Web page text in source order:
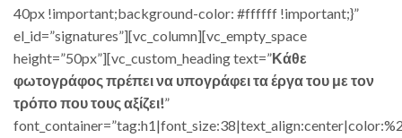
40px !important;background-color: #ffffff !important;}”
el_id=”signatures”][vc_column][vc_empty_space
height=”50px”][vc_custom_heading text=”Κάθε
φωτογράφος πρέπει να υπογράφει τα έργα του με τον
τρόπο που τους αξίζει!”